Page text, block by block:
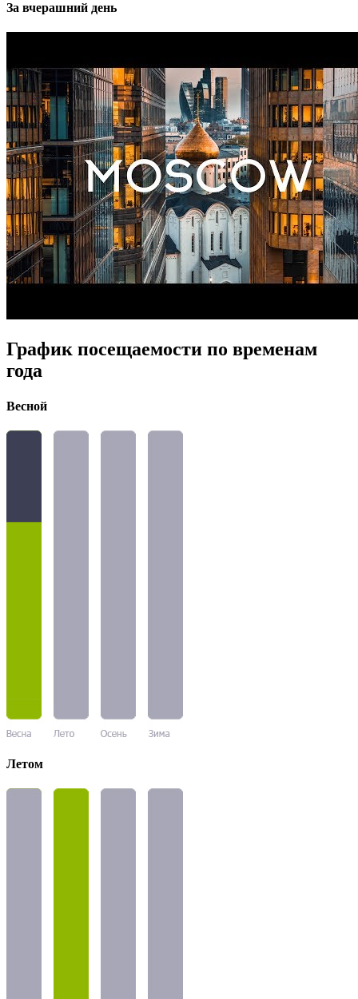
За вчерашний день
График посещаемости по временам
года
Весной
Летом